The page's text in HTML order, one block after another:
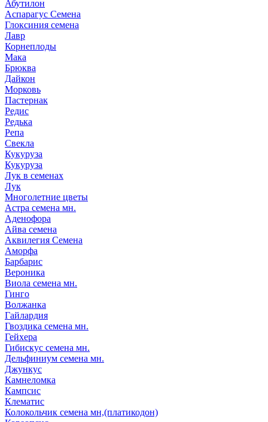
Абутилон
Аспарагус Семена
Глоксиния семена
Лавр
Корнеплоды
Мака
Брюква
Дайкон
Морковь
Пастернак
Редис
Редька
Репа
Свекла
Кукуруза
Кукуруза
Лук в семенах
Лук
Многолетние цветы
Астра семена мн.
Аденофора
Айва семена
Аквилегия Семена
Аморфа
Барбарис
Вероника
Виола семена мн.
Гинго
Волжанка
Гайлардия
Гвоздика семена мн.
Гейхера
Гибискус семена мн.
Дельфиниум семена мн.
Джункус
Камнеломка
Кампсис
Клематис
Колокольчик семена мн,(платикодон)